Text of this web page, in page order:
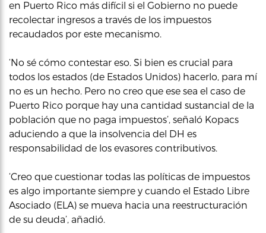
en Puerto Rico más difícil si el Gobierno no puede
recolectar ingresos a través de los impuestos
recaudados por este mecanismo.
‘No sé cómo contestar eso. Si bien es crucial para
todos los estados (de Estados Unidos) hacerlo, para mí
no es un hecho. Pero no creo que ese sea el caso de
Puerto Rico porque hay una cantidad sustancial de la
población que no paga impuestos’, señaló Kopacs
aduciendo a que la insolvencia del DH es
responsabilidad de los evasores contributivos.
‘Creo que cuestionar todas las políticas de impuestos
es algo importante siempre y cuando el Estado Libre
Asociado (ELA) se mueva hacia una reestructuración
de su deuda’, añadió.